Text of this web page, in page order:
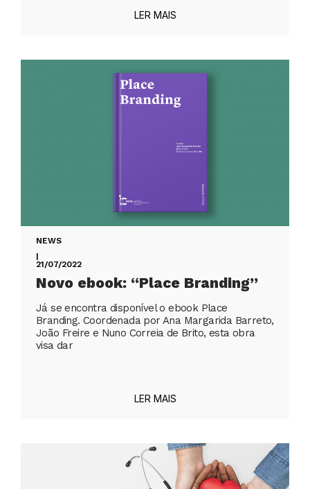
LER MAIS
NEWS
|
21/07/2022
Novo ebook: “Place Branding”
Já se encontra disponível o ebook Place
Branding. Coordenada por Ana Margarida Barreto,
João Freire e Nuno Correia de Brito, esta obra
visa dar
LER MAIS